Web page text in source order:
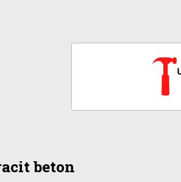
beton